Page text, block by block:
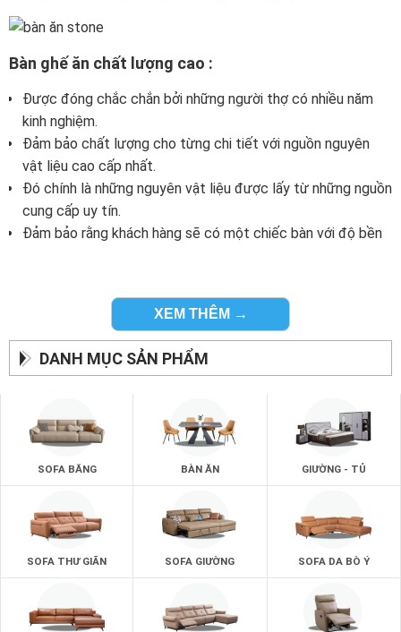
Bàn ghế ăn chất lượng cao :
Được đóng chắc chắn bởi những người thợ có nhiều năm
kinh nghiệm.
Đảm bảo chất lượng cho từng chi tiết với nguồn nguyên
vật liệu cao cấp nhất.
Đó chính là những nguyên vật liệu được lấy từ những nguồn
cung cấp uy tín.
Đảm bảo rằng khách hàng sẽ có một chiếc bàn với độ bền
XEM THÊM →
DANH MỤC SẢN PHẨM
SOFA BĂNG BÀN ĂN GIƯỜNG - TỦ
SOFA THƯ GIÃN SOFA GIƯỜNG SOFA DA BÒ Ý